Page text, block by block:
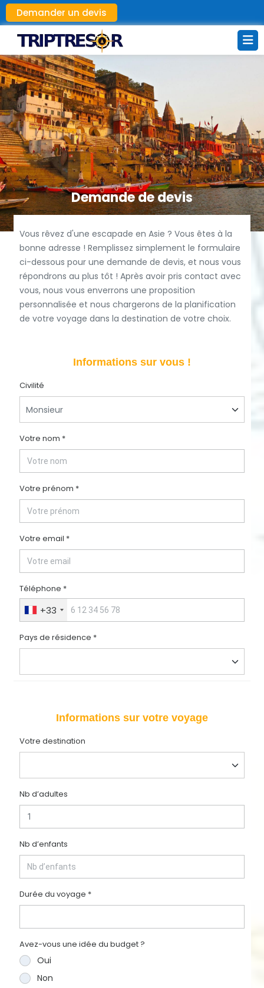
Demander un devis
Demande de devis
Vous rêvez d'une escapade en Asie ? Vous êtes à la
bonne adresse ! Remplissez simplement le formulaire
ci-dessous pour une demande de devis, et nous vous
répondrons au plus tôt ! Après avoir pris contact avec
vous, nous vous enverrons une proposition
personnalisée et nous chargerons de la planification
de votre voyage dans la destination de votre choix.
Informations sur vous !
Civilité
Votre nom *
Votre prénom *
Votre email *
Téléphone *
+33
Pays de résidence *
Informations sur votre voyage
Votre destination
Nb d’adultes
Nb d’enfants
Durée du voyage *
Avez-vous une idée du budget ?
Oui
Non